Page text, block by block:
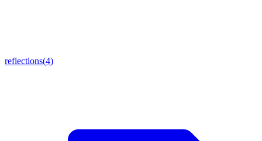
reflections(4)